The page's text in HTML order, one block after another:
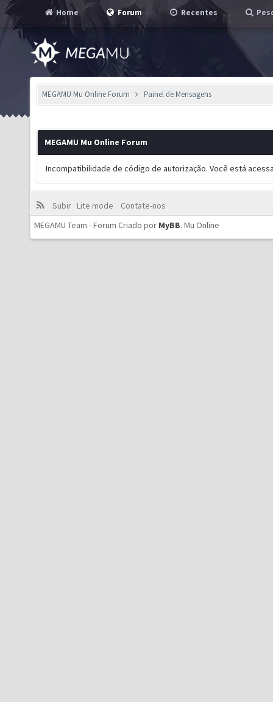
Home Forum Recentes
MEGAMU Mu Online Forum Painel de Mensagens
MEGAMU Mu Online Forum
Incompatibilidade de código de autorização. Você está
Subir Lite mode
Contate-nos
MEGAMU Team - Forum Criado por MyBB. Mu Online